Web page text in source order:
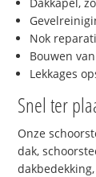
Nok
Bouwen
Lekkages
Snel ter
Onze
dak,